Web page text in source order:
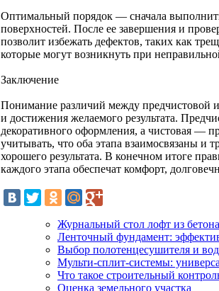
Оптимальный порядок — сначала
поверхностей. После ее завершения и
позволит избежать дефектов, таких как
которые могут возникнуть при
Заключение
Понимание различий между предчистовой
и достижения желаемого результата.
декоративного оформления, а чистовая —
учитывать, что оба этапа взаимосвязаны и
хорошего результата. В конечном итоге
каждого этапа обеспечат комфорт,
Журнальный стол лофт из бетона
Ленточный фундамент:
Выбор полотенцесушителя и
Мульти-сплит-системы:
Что такое строительный
Оценка земельного участка